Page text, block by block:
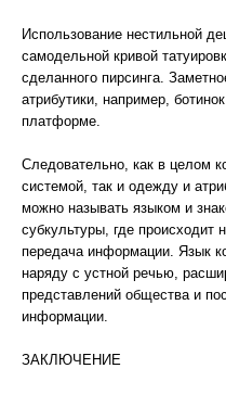
Использование нестильной
самодельной кривой
сделанного пирсинга.
атрибутики, например,
платформе.
Следовательно, как в целом
системой, так и одежду и
можно называть языком и
субкультуры, где происходит
передача информации. Язык
наряду с устной речью,
представлений общества и
информации.
ЗАКЛЮЧЕНИЕ